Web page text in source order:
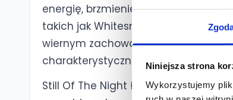
Niniejsza strona
Wykorzystujemy
energię, brzmienie i klimat tamtych
takich jak Whitesnake, Bon Jovi, Def
wiernym zachowaniem aranżacji,
charakterystycznej dla tej epoki!
Still Of The Night łączy mocne